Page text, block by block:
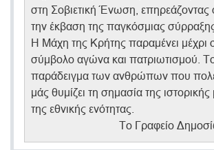
στη Σοβιετική Ένωση, επηρεάζοντας
την έκβαση της παγκόσμιας
Η Μάχη της Κρήτης παραμένει μέχρι
σύμβολο αγώνα και πατριωτισμού.
παράδειγμα των ανθρώπων που
μάς θυμίζει τη σημασία της
της εθνικής ενότητας.
Το Γραφείο